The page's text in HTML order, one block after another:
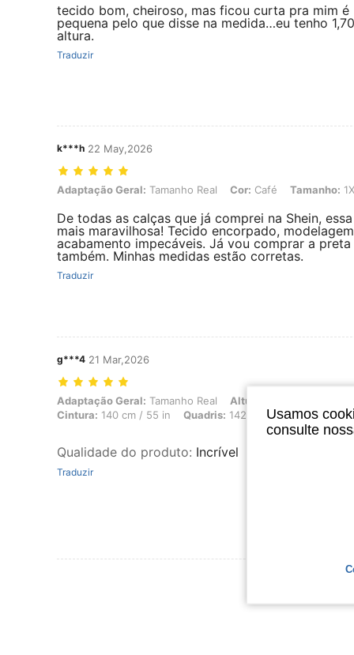
tecido bom, cheiroso, mas ficou curta pra mim é
pequena pelo que disse na medida…eu tenho
altura.
Traduzir
k***h 22 May,2026
Adaptação Geral: Tamanho Real, Cor: Café, Tamanho: 1XL
Adaptação Geral: Tamanho Real Cor: Café Tamanho:
De todas as calças que já comprei na Shein,
mais maravilhosa! Tecido encorpado,
acabamento impecáveis. Já vou comprar a preta
também. Minhas medidas estão corretas.
Traduzir
g***4 21 Mar,2026
Adaptação Geral: Tamanho Real, Altura: 161 cm / 63 in, Peso:
Adaptação Geral: Tamanho Real Altura:
Cintura: 140 cm / 55 in Quadris: 142 cm / 56 in Cor:
Qualidade do produto: Incrível
Traduzir
Ver Mais
Usamos
consulte